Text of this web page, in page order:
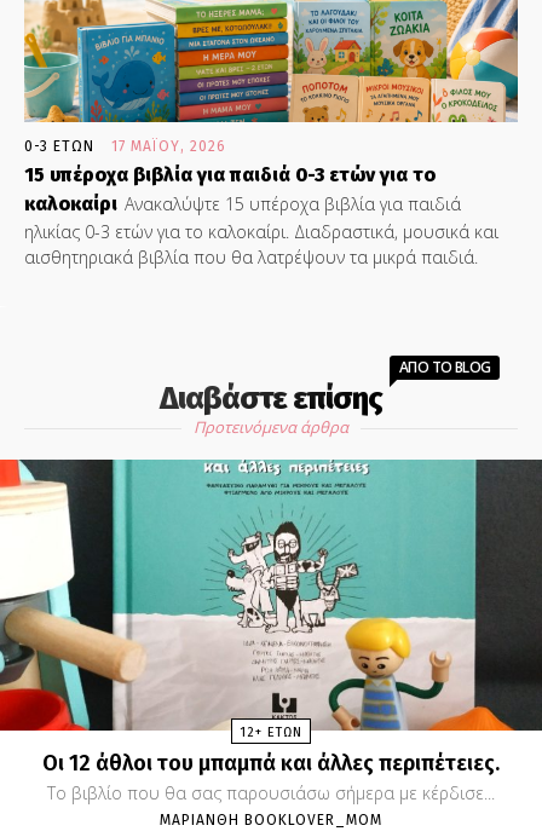
0-3 ΕΤΏΝ 17 ΜΑΪ́ΟΥ, 2026
15 υπέροχα βιβλία για παιδιά 0-3 ετών για το
καλοκαίρι Ανακαλύψτε 15 υπέροχα βιβλία για παιδιά
ηλικίας 0-3 ετών για το καλοκαίρι. Διαδραστικά, μουσικά και
αισθητηριακά βιβλία που θα λατρέψουν τα μικρά παιδιά.
Διαβάστε επίσης
ΑΠΟ ΤΟ BLOG
Προτεινόμενα άρθρα
12+ ΕΤΏΝ
Οι 12 άθλοι του μπαμπά και άλλες περιπέτειες.
Το βιβλίο που θα σας παρουσιάσω σήμερα με κέρδισε...
ΜΑΡΙΆΝΘΗ BOOKLOVER_MOM